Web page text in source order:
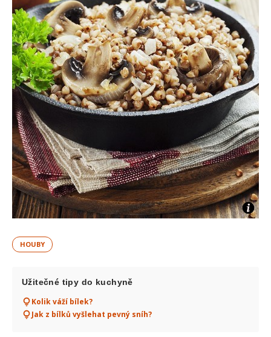
HOUBY
Užitečné tipy do kuchyně
Kolik váží bílek?
Jak z bílků vyšlehat pevný sníh?